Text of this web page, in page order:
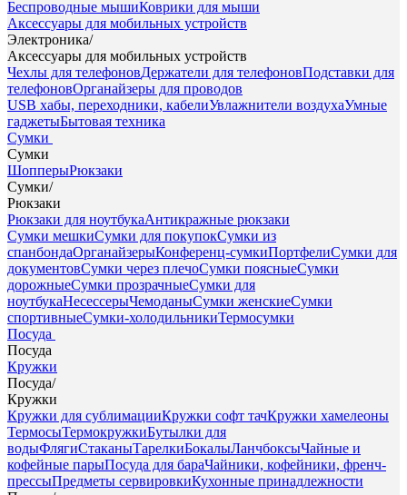
Беспроводные мышиКоврики для мыши
Аксессуары для мобильных устройств
Электроника/
Аксессуары для мобильных устройств
Чехлы для телефоновДержатели для телефоновПодставки для
телефоновОрганайзеры для проводов
USB хабы, переходники, кабелиУвлажнители воздухаУмные
гаджетыБытовая техника
Сумки
Сумки
ШопперыРюкзаки
Сумки/
Рюкзаки
Рюкзаки для ноутбукаАнтикражные рюкзаки
Сумки мешкиСумки для покупокСумки из
спанбондаОрганайзерыКонференц-сумкиПортфелиСумки для
документовСумки через плечоСумки поясныеСумки
дорожныеСумки прозрачныеСумки для
ноутбукаНесессерыЧемоданыСумки женскиеСумки
спортивныеСумки-холодильникиТермосумки
Посуда
Посуда
Кружки
Посуда/
Кружки
Кружки для сублимацииКружки софт тачКружки хамелеоны
ТермосыТермокружкиБутылки для
водыФлягиСтаканыТарелкиБокалыЛанчбоксыЧайные и
кофейные парыПосуда для бараЧайники, кофейники, френч-
прессыПредметы сервировкиКухонные принадлежности